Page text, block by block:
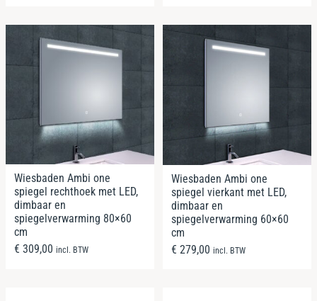
Wiesbaden Ambi one
spiegel rechthoek met LED,
dimbaar en
spiegelverwarming 80×60
cm
€ 309,00 incl. BTW
Wiesbaden Ambi one
spiegel vierkant met LED,
dimbaar en
spiegelverwarming 60×60
cm
€ 279,00 incl. BTW